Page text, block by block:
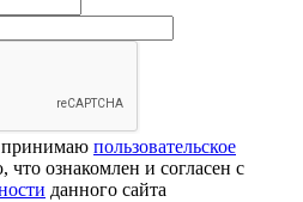
принимаю пользовательское
ознакомлен и согласен с
данного сайта